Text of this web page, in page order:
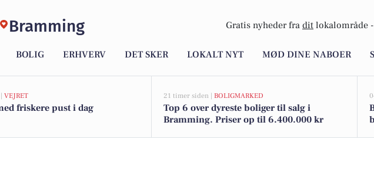
Bramming Gratis nyheder fra dit lokalområde -
BOLIG ERHVERV DET SKER LOKALT NYT MØD DINE NABOER
VEJRET
friskere pust i dag
21 timer siden | BOLIGMARKED
Top 6 over dyreste boliger til salg i
Bramming. Priser op til 6.400.000 kr